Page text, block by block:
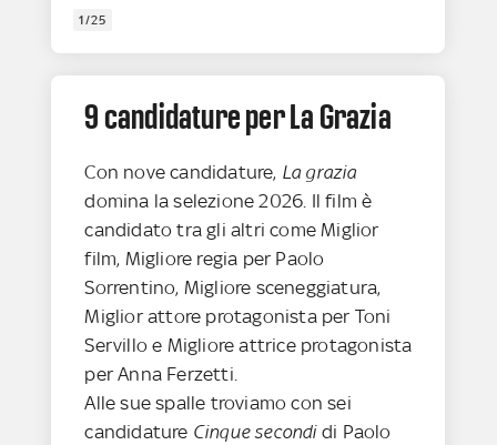
1/25
9 candidature per La Grazia
Con nove candidature, La grazia
domina la selezione 2026. Il film è
candidato tra gli altri come Miglior
film, Migliore regia per Paolo
Sorrentino, Migliore sceneggiatura,
Miglior attore protagonista per Toni
Servillo e Migliore attrice protagonista
per Anna Ferzetti.
Alle sue spalle troviamo con sei
candidature Cinque secondidi Paolo